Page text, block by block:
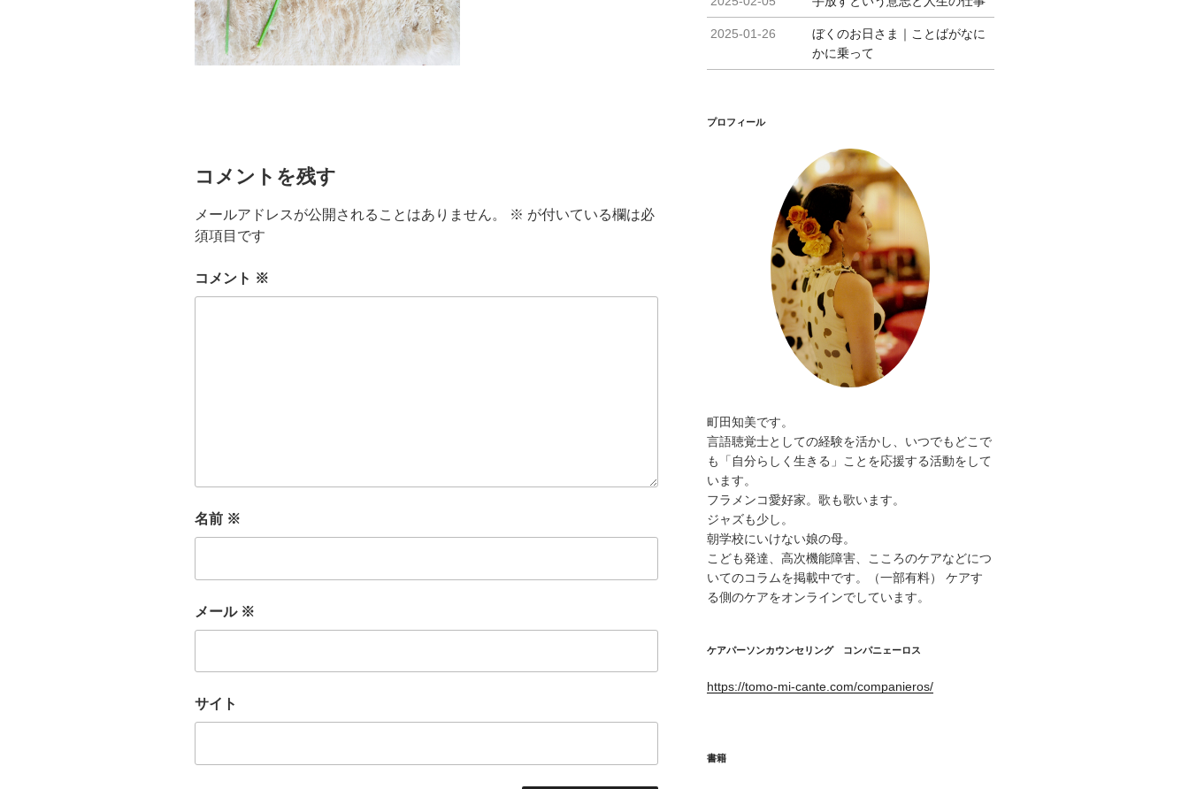
コメントを残す
メールアドレスが公開されることはありません。 ※ が付いている欄は必
須項目です
コメント ※
名前 ※
メール ※
サイト
2025-01-26
ぼくのお日さま｜ことばがなに
かに乗って
プロフィール
町田知美です。
言語聴覚士としての経験を活かし、いつでもどこで
も「自分らしく生きる」ことを応援する活動をして
います。
フラメンコ愛好家。歌も歌います。
ジャズも少し。
朝学校にいけない娘の母。
こども発達、高次機能障害、こころのケアなどにつ
いてのコラムを掲載中です。（一部有料） ケアす
る側のケアをオンラインでしています。
ケアパーソンカウンセリング コンパニェーロス
https://tomo-mi-cante.com/companieros/
書籍